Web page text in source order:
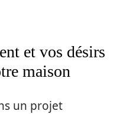
et vos désirs
maison
un projet